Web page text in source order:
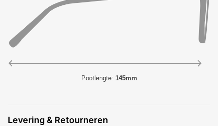
Pootlengte: 145mm
Levering & Retourneren